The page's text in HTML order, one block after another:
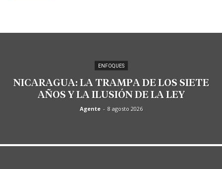
ENFOQUES
NICARAGUA: LA TRAMPA DE LOS SIETE
AÑOS Y LA ILUSIÓN DE LA LEY
Agente - 8 agosto 2026